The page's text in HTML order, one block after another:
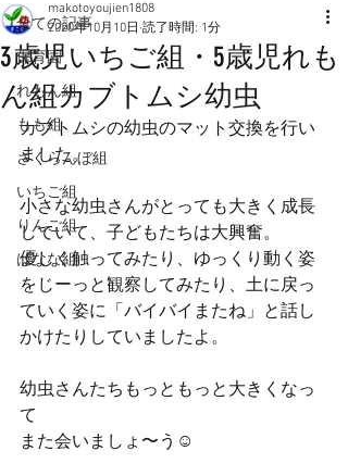
全ての記事
保育園
れもん組
もも組
さくらんぼ組
いちご組
りんご組
ばなな組
3歳児いちご組・5歳児れも
ん組カブトムシ幼虫
makotoyoujien1808
2020年10月10日 読了時間: 1分
カブトムシの幼虫のマット交換を行い
ました。
小さな幼虫さんがとっても大きく成長
していて、子どもたちは大興奮。
優しく触ってみたり、ゆっくり動く姿
をじーっと観察してみたり、土に戻っ
ていく姿に「バイバイまたね」と話し
かけたりしていましたよ。
幼虫さんたちもっともっと大きくなっ
て
また会いましょ〜う☺️